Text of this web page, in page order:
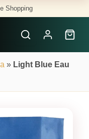
Shopping
» Light Blue Eau